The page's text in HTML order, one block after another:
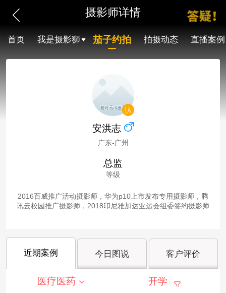
摄影师详情
首页 我是摄影狮 茄子约拍 拍摄动态 直播案例
安洪志
广东-广州
总监
等级
2016百威推广活动摄影师，华为p10上市发布专用摄影师，腾
讯云校园推广摄影师，2018印尼雅加达亚运会组委签约摄影师
近期案例 今日图说 客户评价
医疗医药 开学